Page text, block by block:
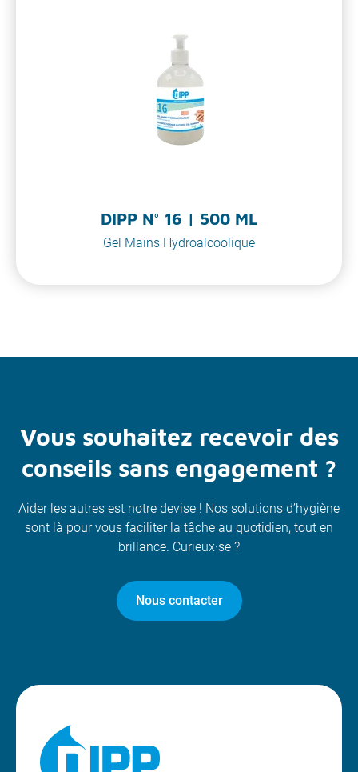
DIPP N° 16 | 500 ML
Gel Mains Hydroalcoolique
Vous souhaitez recevoir des
conseils sans engagement ?
Aider les autres est notre devise ! Nos solutions d’hygiène
sont là pour vous faciliter la tâche au quotidien, tout en
brillance. Curieux·se ?
Nous contacter